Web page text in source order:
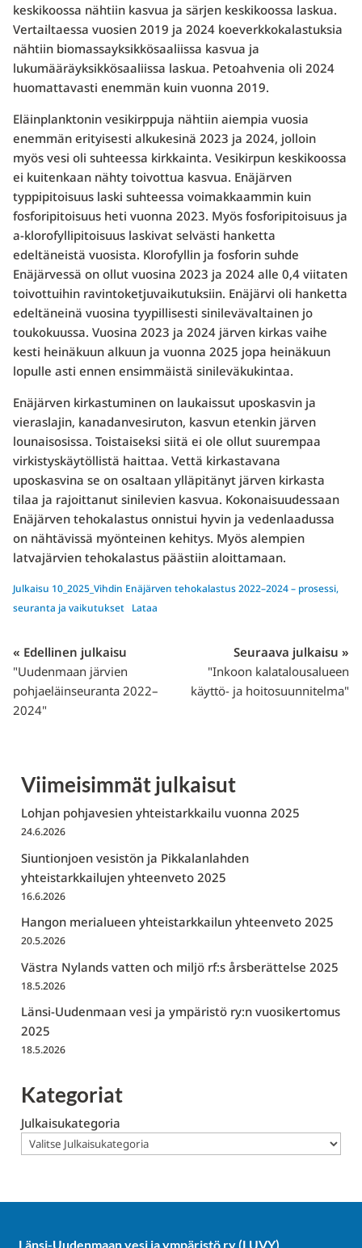
keskikoossa nähtiin kasvua ja särjen keskikoossa laskua.
Vertailtaessa vuosien 2019 ja 2024 koeverkkokalastuksia
nähtiin biomassayksikkösaaliissa kasvua ja
lukumääräyksikkösaaliissa laskua. Petoahvenia oli 2024
huomattavasti enemmän kuin vuonna 2019.
Eläinplanktonin vesikirppuja nähtiin aiempia vuosia
enemmän erityisesti alkukesinä 2023 ja 2024, jolloin
myös vesi oli suhteessa kirkkainta. Vesikirpun keskikoossa
ei kuitenkaan nähty toivottua kasvua. Enäjärven
typpipitoisuus laski suhteessa voimakkaammin kuin
fosforipitoisuus heti vuonna 2023. Myös fosforipitoisuus ja
a-klorofyllipitoisuus laskivat selvästi hanketta
edeltäneistä vuosista. Klorofyllin ja fosforin suhde
Enäjärvessä on ollut vuosina 2023 ja 2024 alle 0,4 viitaten
toivottuihin ravintoketjuvaikutuksiin. Enäjärvi oli hanketta
edeltäneinä vuosina tyypillisesti sinilevävaltainen jo
toukokuussa. Vuosina 2023 ja 2024 järven kirkas vaihe
kesti heinäkuun alkuun ja vuonna 2025 jopa heinäkuun
lopulle asti ennen ensimmäistä sinileväkukintaa.
Enäjärven kirkastuminen on laukaissut uposkasvin ja
vieraslajin, kanadanvesiruton, kasvun etenkin järven
lounaisosissa. Toistaiseksi siitä ei ole ollut suurempaa
virkistyskäytöllistä haittaa. Vettä kirkastavana
uposkasvina se on osaltaan ylläpitänyt järven kirkasta
tilaa ja rajoittanut sinilevien kasvua. Kokonaisuudessaan
Enäjärven tehokalastus onnistui hyvin ja vedenlaadussa
on nähtävissä myönteinen kehitys. Myös alempien
latvajärvien tehokalastus päästiin aloittamaan.
Julkaisu 10_2025_Vihdin Enäjärven tehokalastus 2022–2024 – prosessi,
seuranta ja vaikutukset Lataa
« Edellinen julkaisu
"Uudenmaan järvien
pohjaeläinseuranta 2022–
2024"
Seuraava julkaisu »
"Inkoon kalatalousalueen
käyttö- ja hoitosuunnitelma"
Viimeisimmät julkaisut
Lohjan pohjavesien yhteistarkkailu vuonna 2025
24.6.2026
Siuntionjoen vesistön ja Pikkalanlahden
yhteistarkkailujen yhteenveto 2025
16.6.2026
Hangon merialueen yhteistarkkailun yhteenveto 2025
20.5.2026
Västra Nylands vatten och miljö rf:s årsberättelse 2025
18.5.2026
Länsi-Uudenmaan vesi ja ympäristö ry:n vuosikertomus
2025
18.5.2026
Kategoriat
Julkaisukategoria
Länsi-Uudenmaan vesi ja ympäristö ry (LUVY)